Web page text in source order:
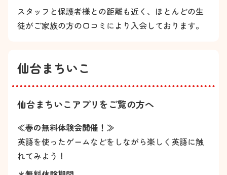
スタッフと保護者様との距離も近く、ほとんどの生
徒がご家族の方の口コミにより入会しております。
仙台まちいこ
仙台まちいこアプリをご覧の方へ
≪春の無料体験会開催！≫
英語を使ったゲームなどをしながら楽しく英語に触
れてみよう！